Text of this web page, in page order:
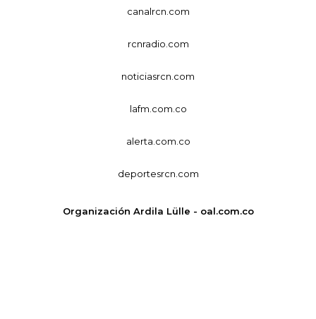
canalrcn.com
rcnradio.com
noticiasrcn.com
lafm.com.co
alerta.com.co
deportesrcn.com
Organización Ardila Lülle - oal.com.co